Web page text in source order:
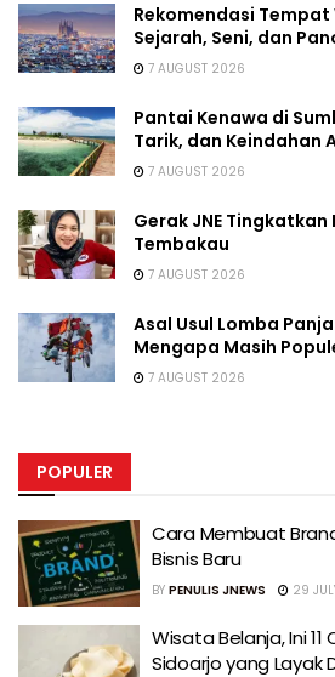
Rekomendasi
Sejarah, Seni, dan
7 AUGUST 2026
Pantai Kenawa di
Tarik, dan Keindahan
7 AUGUST 2026
Gerak JNE
Tembakau
7 AUGUST 2026
Asal Usul Lomba
Mengapa Masih
7 AUGUST 2026
POPULER
Cara Membuat
Bisnis Baru
BY PENULIS JNEWS 29
Wisata Belanja, Ini 11
Sidoarjo yang Layak